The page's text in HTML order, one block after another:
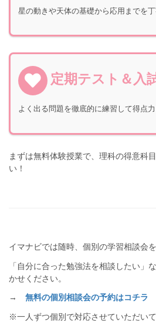
星の動きや天体の基礎から応用までを丁
定期テスト＆入
よく出る問題を徹底的に練習して得点力
まずは無料体験授業で、理科の得意科
い！
イマナビでは随時、個別の学習相談会
「自分に合った勉強法を相談したい」
かせください。
→ 無料の個別相談会の予約はコチラ
※一人ずつ個別で対応させていただいて